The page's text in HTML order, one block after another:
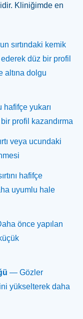
Kliniğimde en
sırtındaki kemik
ederek düz bir profil
altına dolgu
yukarı
profil kazandırma
veya ucundaki
hafifçe
uyumlu hale
önce yapılan
— Gözler
yükselterek daha